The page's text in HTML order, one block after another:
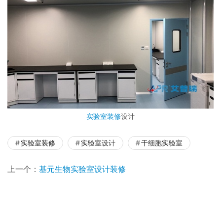
实验室装修设计
实验室装修 实验室设计 干细胞实验室
上一个： 基元生物实验室设计装修